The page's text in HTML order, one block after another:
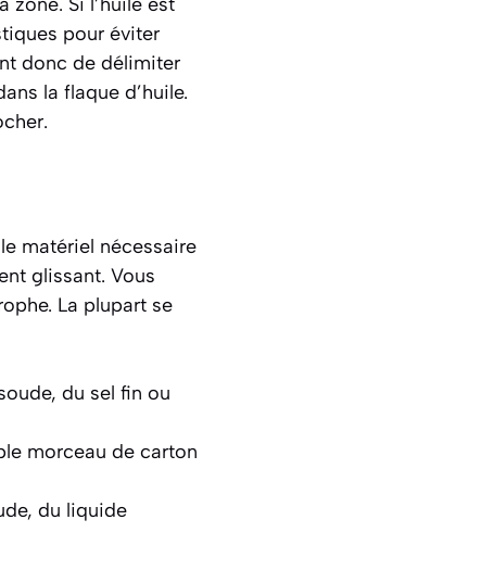
pour éviter
donc de délimiter
la flaque d’huile.
matériel nécessaire
glissant. Vous
La plupart se
du sel fin ou
morceau de carton
du liquide